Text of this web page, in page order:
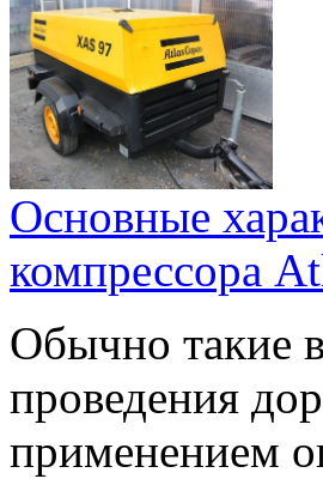
Основные
компрессора
Обычно такие
проведения
применением